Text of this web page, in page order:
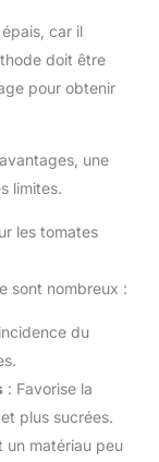
car il
doit être
pour obtenir
une
limites.
les tomates
sont nombreux :
du
: Favorise la
plus sucrées.
un matériau peu